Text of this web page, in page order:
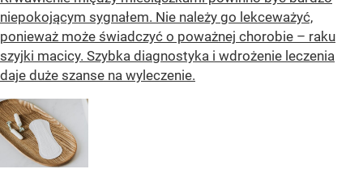
niepokojącym sygnałem. Nie należy go lekceważyć,
ponieważ może świadczyć o poważnej chorobie – raku
szyjki macicy. Szybka diagnostyka i wdrożenie leczenia
daje duże szanse na wyleczenie.